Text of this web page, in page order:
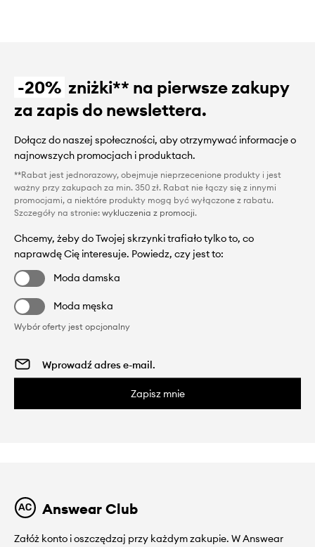
-20% zniżki** na pierwsze zakupy
za zapis do newslettera.
Dołącz do naszej społeczności, aby otrzymywać informacje o
najnowszych promocjach i produktach.
**Rabat jest jednorazowy, obejmuje nieprzecenione produkty i jest
ważny przy zakupach za min. 350 zł. Rabat nie łączy się z innymi
promocjami, a niektóre produkty mogą być wyłączone z rabatu.
Szczegóły na stronie: wykluczenia z promocji.
Chcemy, żeby do Twojej skrzynki trafiało tylko to, co
naprawdę Cię interesuje. Powiedz, czy jest to:
Moda damska
Moda męska
Wybór oferty jest opcjonalny
Zapisz mnie
Answear Club
Załóż konto i oszczędzaj przy każdym zakupie. W Answear